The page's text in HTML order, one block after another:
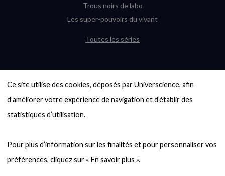
Ce site utilise des cookies, déposés par Universcience, afin
d’améliorer votre expérience de navigation et d’établir des
statistiques d’utilisation.
Pour plus d’information sur les finalités et pour personnaliser vos
Trous noirs de labo
Les super-pouvoirs du vivant
Toutes les séries
6000 exoplanètes, et pas de « Terre »
en vue ?
Quel avenir pour les cryptos ?
Entre mathématiques et politique : la
quête d’un vote équitable